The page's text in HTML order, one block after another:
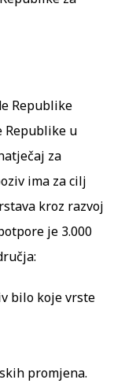
Republike
Republike u
za
ima za cilj
kroz razvoj
je 3.000
bilo koje vrste
promjena.